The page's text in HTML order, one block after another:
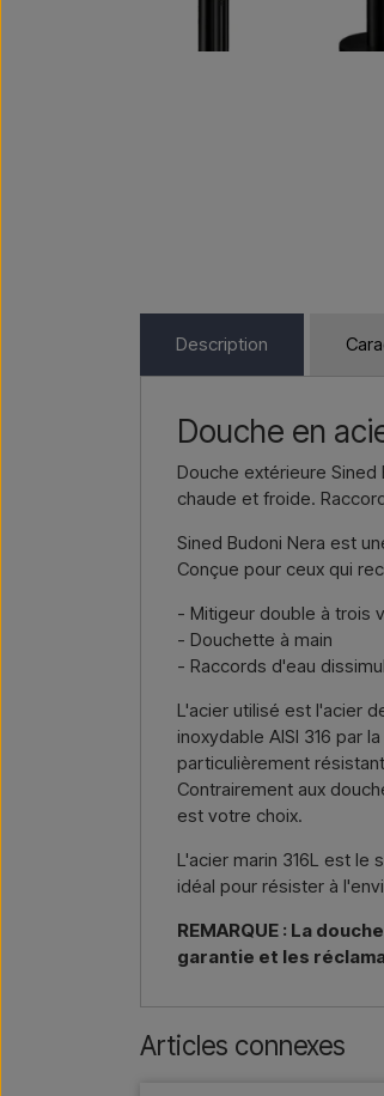
Description
Douche en
Douche extérieure
chaude et froide.
Sined Budoni Nera est
Conçue pour ceux qui
- Mitigeur double à trois
- Douchette à main
- Raccords d'eau
L'acier utilisé est l'acier
inoxydable AISI 316 par
particulièrement
Contrairement aux
est votre choix.
L'acier marin 316L est
idéal pour résister à
REMARQUE : La
garantie et les
Articles connexes